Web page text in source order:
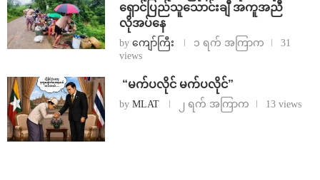
ရှောင်ပြည်သူသောင်းချီ အကူအညီ
လိုအပ်နေ
by ကျော်ကြီး ၁ ရက် အကြာက
31
views
⁨ ⁨“မက်ပလိုင် မက်ပလိုင်”
by MLAT ၂ ရက် အကြာက 13 views